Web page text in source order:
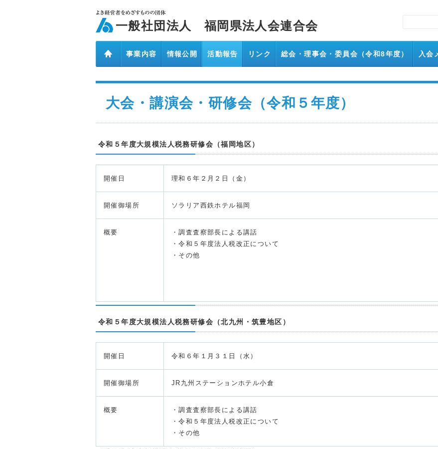
一般社団法人 福岡県法人会連合会
事業内容 情報公開 活動報告 リンク 総会・理事会・委員会（令和8年度） 入会
大会・講演会・研修会（令和８年度） 法人会とは 福岡県法人会連合会 スケジュール 活
大会・講演会・研修会（令和５年度）
令和５年度大規模法人税務研修会（福岡地区）
開催日 理和６年２月２日（金）
開催御場所 ソラリア西鉄ホテル福岡
概要
・調査査察部長による講話
・令和５年度法人税改正について
・その他
令和５年度大規模法人税務研修会（北九州・筑豊地区）
開催日 令和６年１月３１日（水）
開催御場所 JR九州ステーションホテル小倉
概要
・調査査察部長による講話
・令和５年度法人税改正について
・その他